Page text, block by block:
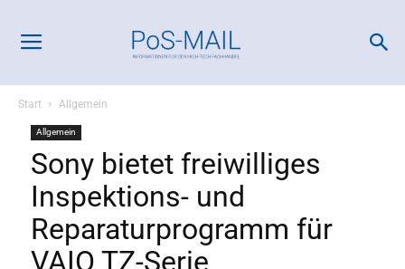
Start Allgemein
Allgemein
Sony bietet freiwilliges
Inspektions- und
Reparaturprogramm für
VAIO TZ-Serie